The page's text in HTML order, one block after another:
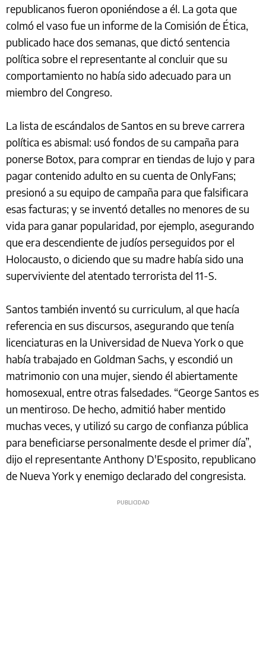
republicanos fueron oponiéndose a él. La gota que
colmó el vaso fue un informe de la Comisión de Ética,
publicado hace dos semanas, que dictó sentencia
política sobre el representante al concluir que su
comportamiento no había sido adecuado para un
miembro del Congreso.
La lista de escándalos de Santos en su breve carrera
política es abismal: usó fondos de su campaña para
ponerse Botox, para comprar en tiendas de lujo y para
pagar contenido adulto en su cuenta de OnlyFans;
presionó a su equipo de campaña para que falsificara
esas facturas; y se inventó detalles no menores de su
vida para ganar popularidad, por ejemplo, asegurando
que era descendiente de judíos perseguidos por el
Holocausto, o diciendo que su madre había sido una
superviviente del atentado terrorista del 11-S.
Santos también inventó su curriculum, al que hacía
referencia en sus discursos, asegurando que tenía
licenciaturas en la Universidad de Nueva York o que
había trabajado en Goldman Sachs, y escondió un
matrimonio con una mujer, siendo él abiertamente
homosexual, entre otras falsedades. “George Santos es
un mentiroso. De hecho, admitió haber mentido
muchas veces, y utilizó su cargo de confianza pública
para beneficiarse personalmente desde el primer día”,
dijo el representante Anthony D'Esposito, republicano
de Nueva York y enemigo declarado del congresista.